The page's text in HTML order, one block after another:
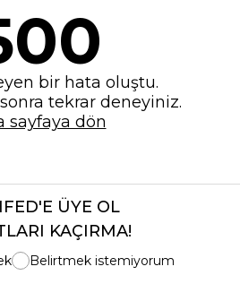
bir hata oluştu.
tekrar deneyiniz.
sayfaya dön
ÜYE OL
KAÇIRMA!
Belirtmek istemiyorum